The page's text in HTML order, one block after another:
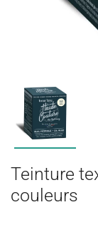
Teinture
couleurs